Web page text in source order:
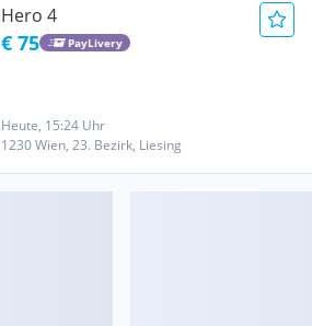
Hero 4
€ 75 PayLivery
Heute, 15:24 Uhr
1230 Wien, 23. Bezirk, Liesing